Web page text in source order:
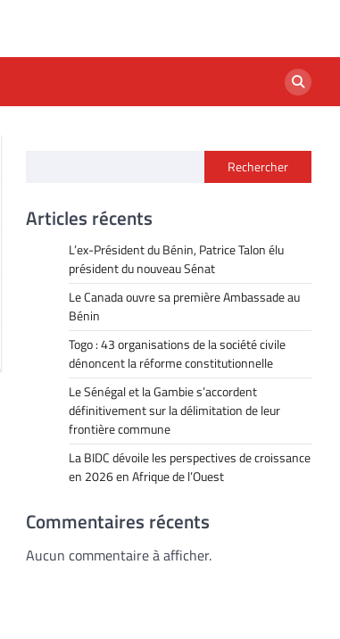
Rechercher
Articles récents
L’ex-Président du Bénin, Patrice Talon élu
président du nouveau Sénat
Le Canada ouvre sa première Ambassade au
Bénin
Togo : 43 organisations de la société civile
dénoncent la réforme constitutionnelle
Le Sénégal et la Gambie s’accordent
définitivement sur la délimitation de leur
frontière commune
La BIDC dévoile les perspectives de croissance
en 2026 en Afrique de l’Ouest
Commentaires récents
Aucun commentaire à afficher.